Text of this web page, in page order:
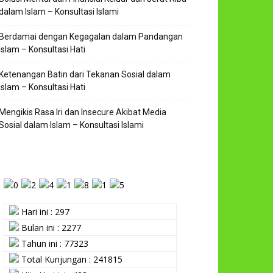
Islam – Konsultasi Islami
dengan Kegagalan dalam Pandangan
– Konsultasi Hati
Batin dari Tekanan Sosial dalam
– Konsultasi Hati
Rasa Iri dan Insecure Akibat Media
dalam Islam – Konsultasi Islami
Hari ini : 297
Bulan ini : 2277
Tahun ini : 77323
Total Kunjungan : 241815